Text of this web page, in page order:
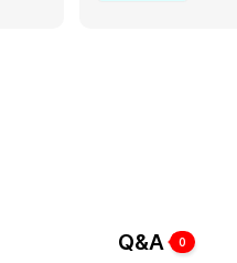
Q&A 0